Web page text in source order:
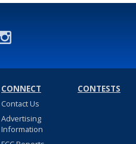
CONNECT
Contact Us
Advertising
Information
CONTESTS